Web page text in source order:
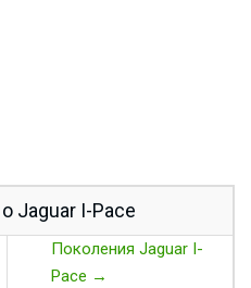
Jaguar I-Pace
Поколения Jaguar I-
Pace →